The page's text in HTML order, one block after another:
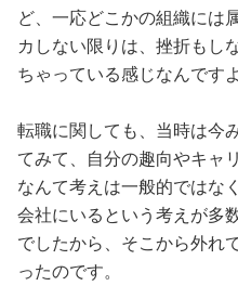
ど、一応どこかの組織には
カしない限りは、挫折もし
ちゃっている感じなんですよ
転職に関しても、当時は今
てみて、自分の趣向やキャ
なんて考えは一般的ではな
会社にいるという考えが多
でしたから、そこから外れ
ったのです。